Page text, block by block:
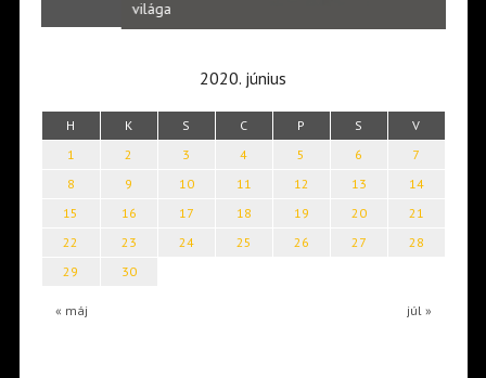
2020. június
H K S C P S V
« máj júl »
1 2 3 4 5 6
7
8
9 10 11 12 13
14
15
16 17 18 19 20
21
22
23 24 25 26 27
28
29
30